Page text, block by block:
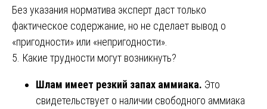
Без указания норматива эксперт даст только
фактическое содержание, но не сделает вывод о
«пригодности» или «непригодности».
5. Какие трудности могут возникнуть?
Шлам имеет резкий запах аммиака. Это
свидетельствует о наличии свободного аммиака